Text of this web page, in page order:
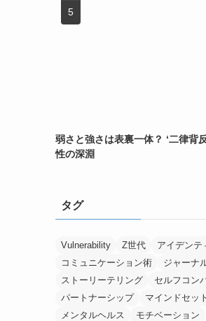
弱さと強さは表裏一体？ ‘二律背
性の深淵
タグ
Vulnerability Z世代
アイデンテ
コミュニケーション術
ジャーナ
ストーリーテリング
セルフコン
パートナーシップ
マインドセット
メンタルヘルス
モチベーション